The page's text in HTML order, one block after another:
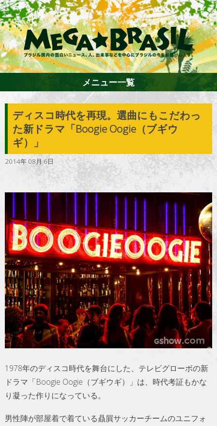
ホーム
ファション
エンターテイメント
グルメ
トラベル
サッカー
PEOPLE
ビジネス
コラム
メニュー一覧
ディスコ時代を再現。選曲にもこだわっ
た新ドラマ「Boogie Oogie（ブギウ
ギ）」
2014年 08月 6日
1978年のディスコ時代を舞台にした、テレビグローボの新
ドラマ「Boogie Oogie（ブギウギ）」は、時代考証もかな
り凝った作りになっている。
男性陣が部屋着で着ている贔屓サッカーチームのユニフォ